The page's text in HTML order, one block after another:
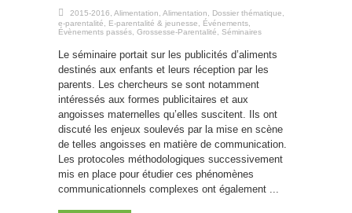
2015-2016 Alimentation Alimentation Dossier thématique
e-parentalité
E-parentalité & jeunesse Événements
Évènements passés Grossesse-Parentalité Séminaires
Le séminaire portait sur les publicités d’aliments
destinés aux enfants et leurs réception par les
parents. Les chercheurs se sont notamment
intéressés aux formes publicitaires et aux
angoisses maternelles qu’elles suscitent. Ils ont
discuté les enjeux soulevés par la mise en scène
de telles angoisses en matière de communication.
Les protocoles méthodologiques successivement
mis en place pour étudier ces phénomènes
communicationnels complexes ont également ...